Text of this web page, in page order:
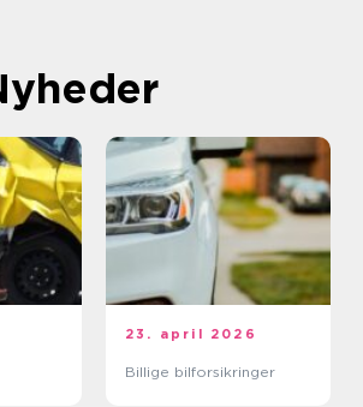
23. april 2026
Billige bilforsikringer